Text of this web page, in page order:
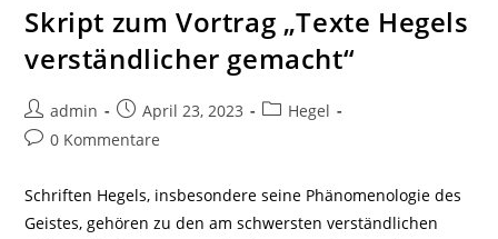
(1966):
Logik
Der
Von
1807
Skript zum Vortrag „Texte Hegels
verständlicher gemacht“
Beitrags-
Autor:
admin
Beitrag
veröffentlicht:
April 23, 2023
Beitrags-
Hegel
Beitrags-
0 Kommentare
Schriften Hegels, insbesondere seine Phänomenologie des
Geistes, gehören zu den am schwersten verständlichen